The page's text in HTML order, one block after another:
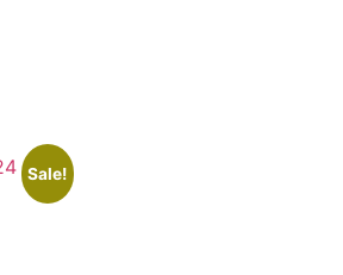
Sale!